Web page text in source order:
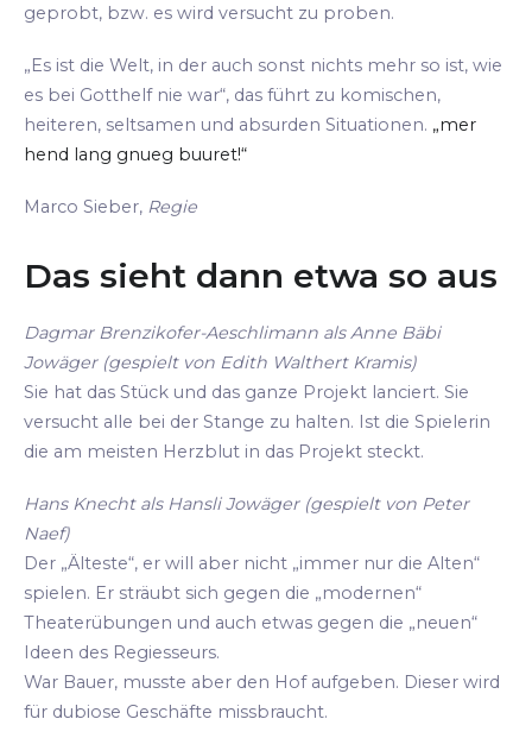
geprobt, bzw. es wird versucht zu proben.
„Es ist die Welt, in der auch sonst nichts mehr so ist, wie
es bei Gotthelf nie war“, das führt zu komischen,
heiteren, seltsamen und absurden Situationen. „mer
hend lang gnueg buuret!“
Marco Sieber, Regie
Das sieht dann etwa so aus
Dagmar Brenzikofer-Aeschlimann als Anne Bäbi
Jowäger (gespielt von Edith Walthert Kramis)
Sie hat das Stück und das ganze Projekt lanciert. Sie
versucht alle bei der Stange zu halten. Ist die Spielerin
die am meisten Herzblut in das Projekt steckt.
Hans Knecht als Hansli Jowäger (gespielt von Peter
Naef)
Der „Älteste“, er will aber nicht „immer nur die Alten“
spielen. Er sträubt sich gegen die „modernen“
Theaterübungen und auch etwas gegen die „neuen“
Ideen des Regiesseurs.
War Bauer, musste aber den Hof aufgeben. Dieser wird
für dubiose Geschäfte missbraucht.